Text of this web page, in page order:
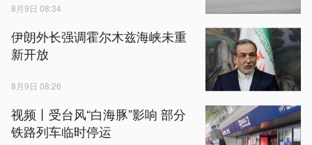
8月9日 08:34
伊朗外长强调霍尔木兹海峡未重
新开放
8月9日 08:26
视频丨受台风“白海豚”影响 部分
铁路列车临时停运